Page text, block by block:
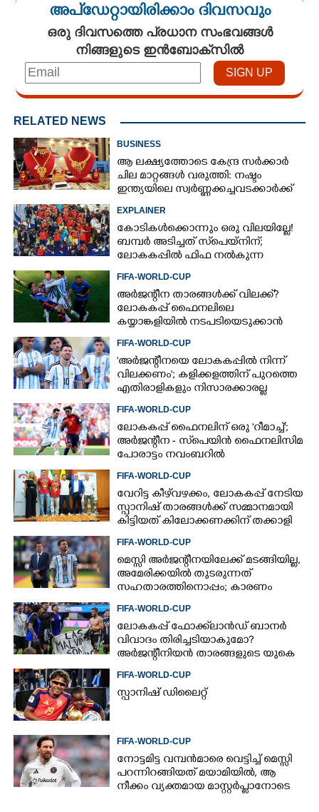
അപ്ഡേറ്റായിരിക്കാം ദിവസവും
ഒരു ദിവസത്തെ പ്രധാന സംഭവങ്ങൾ
നിങ്ങളുടെ ഇൻബോക്സിൽ
RELATED NEWS
BUSINESS
ആ ലക്ഷ്യത്തോടെ കേന്ദ്ര സർക്കാർ
ചില മാറ്റങ്ങൾ വരുത്തി: നഷ്ടം
ഇന്ത്യയിലെ സ്വർണ്ണക്കച്ചവടക്കാർക്ക്
EXPLAINER
കോടികൾക്കൊന്നും ഒരു വിലയില്ലേ!
ബമ്പർ അടിച്ചത് സ്‌പെയ്നിന്;
ലോകകപ്പിൽ ഫിഫ നൽകുന്ന
FIFA-WORLD-CUP
അർജന്റീന താരങ്ങൾക്ക് വിലക്ക്?
ലോകകപ്പ് ഫൈനലിലെ
കയ്യാങ്കളിയിൽ നടപടിയെടുക്കാൻ
ആരോപണങ്ങൾ
FIFA-WORLD-CUP
'അർജന്റീനയെ ലോകകപ്പിൽ നിന്ന്
വിലക്കണം'; കളിക്കളത്തിന് പുറത്തെ
എതിരാളികളും നിസാരക്കാരല്ല
FIFA-WORLD-CUP
ലോകകപ്പ് ഫൈനലിന് ഒരു 'റീമാച്ച്';
അര്‍ജന്റീന - സ്‌പെയിന്‍ ഫൈനലിസിമ
പോരാട്ടം നവംബറില്‍
FIFA-WORLD-CUP
വേറിട്ട കീഴ്‌‌വഴക്കം,​ ലോകകപ്പ് നേടിയ
സ്പാനിഷ് താരങ്ങൾക്ക് സമ്മാനമായി
കിട്ടിയത് കിലോക്കണക്കിന് തക്കാളി
FIFA-WORLD-CUP
മെസ്സി അര്‍ജന്റീനയിലേക്ക് മടങ്ങിയില്ല,
അമേരിക്കയില്‍ തുടരുന്നത്
സഹതാരത്തിനൊപ്പം; കാരണം
FIFA-WORLD-CUP
ലോകകപ്പ് ഫോക്ക്‌ലാൻഡ് ബാനർ
വിവാദം തിരിച്ചടിയാകുമോ?
അർജന്റീനിയൻ താരങ്ങളുടെ യുകെ
FIFA-WORLD-CUP
സ്പാനിഷ് ഡിലൈറ്റ്
FIFA-WORLD-CUP
നോട്ടമിട്ട വമ്പന്‍മാരെ വെട്ടിച്ച് മെസ്സി
പറന്നിറങ്ങിയത് മയാമിയില്‍, ആ
നീക്കം വ്യക്തമായ മാസ്റ്റര്‍പ്ലാനോടെ